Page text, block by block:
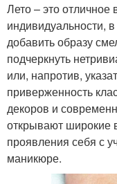
Лето – это
индивидуальности,
добавить образу
подчеркнуть
или, напротив,
приверженность
декоров и
открывают широкие
проявления себя с
маникюре.